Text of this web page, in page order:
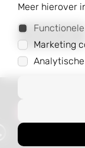
Meer hierover
Marketing